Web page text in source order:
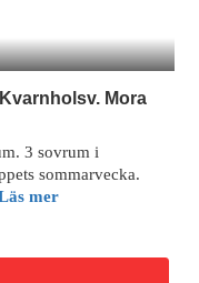
Mora
3 sovrum i
sommarvecka.
mer